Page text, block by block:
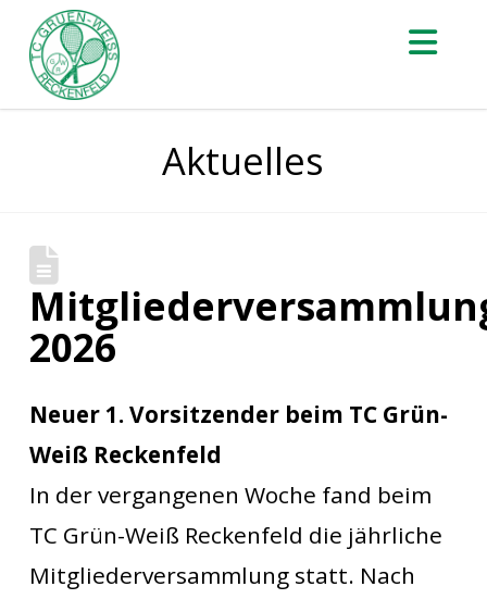
Aktuelles
2026
Neuer 1. Vorsitzender beim TC Grün-
Weiß Reckenfeld
In der vergangenen Woche fand beim
TC Grün-Weiß Reckenfeld die jährliche
Mitgliederversammlung statt. Nach